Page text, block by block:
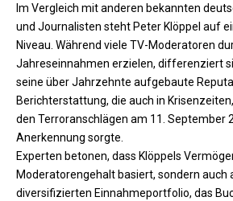
Im Vergleich mit anderen bekannten
und Journalisten steht Peter Klöppel auf
Niveau. Während viele TV-Moderatoren
Jahreseinnahmen erzielen, differenziert
seine über Jahrzehnte aufgebaute
Berichterstattung, die auch in
den Terroranschlägen am 11. September
Anerkennung sorgte.
Experten betonen, dass Klöppels
Moderatorengehalt basiert, sondern auch
diversifizierten Einnahmeportfolio, das